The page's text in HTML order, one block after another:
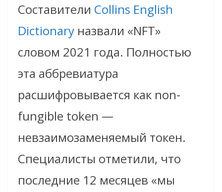
Составители Collins English
Dictionary назвали «NFT»
словом 2021 года. Полностью
эта аббревиатура
расшифровывается как non-
fungible token —
невзаимозаменяемый токен.
Специалисты отметили, что
последние 12 месяцев «мы